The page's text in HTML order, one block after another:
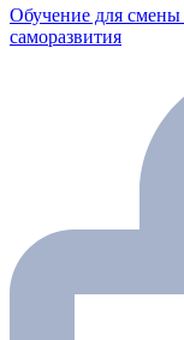
Обучение для смены
саморазвития